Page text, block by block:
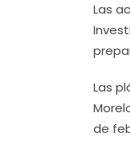
Las
Las
de